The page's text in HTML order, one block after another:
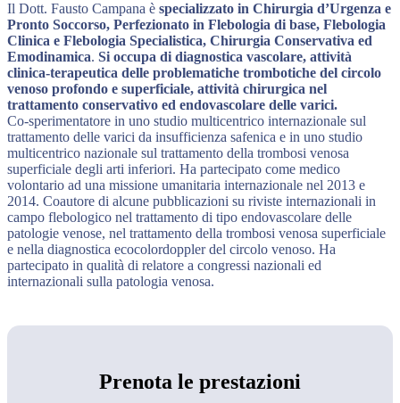
Il Dott. Fausto Campana è specializzato in Chirurgia d’Urgenza e
Pronto Soccorso, Perfezionato in Flebologia di base, Flebologia
Clinica e Flebologia Specialistica, Chirurgia Conservativa ed
Emodinamica. Si occupa di diagnostica vascolare, attività
clinica-terapeutica delle problematiche trombotiche del circolo
venoso profondo e superficiale, attività chirurgica nel
trattamento conservativo ed endovascolare delle varici.
Co-sperimentatore in uno studio multicentrico internazionale sul
trattamento delle varici da insufficienza safenica e in uno studio
multicentrico nazionale sul trattamento della trombosi venosa
superficiale degli arti inferiori. Ha partecipato come medico
volontario ad una missione umanitaria internazionale nel 2013 e
2014. Coautore di alcune pubblicazioni su riviste internazionali in
campo flebologico nel trattamento di tipo endovascolare delle
patologie venose, nel trattamento della trombosi venosa superficiale
e nella diagnostica ecocolordoppler del circolo venoso. Ha
partecipato in qualità di relatore a congressi nazionali ed
internazionali sulla patologia venosa.
Prenota le prestazioni